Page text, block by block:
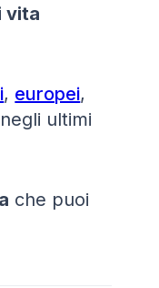
vita
, europei,
negli ultimi
che puoi